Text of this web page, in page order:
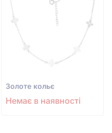
Золоте кольє
Немає в наявності